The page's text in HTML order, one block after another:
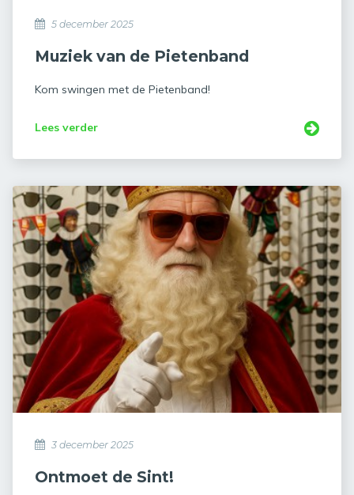
5 december 2025
Muziek van de Pietenband
Kom swingen met de Pietenband!
Lees verder
3 december 2025
Ontmoet de Sint!